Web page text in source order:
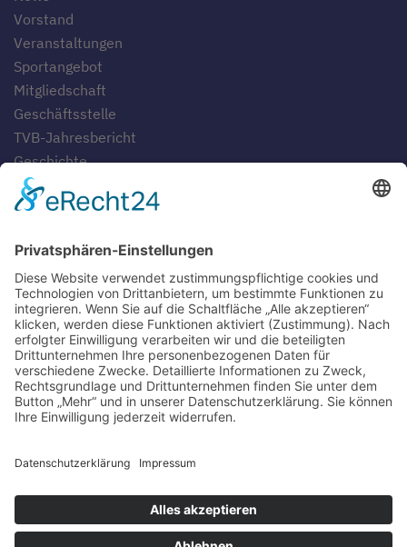
Vorstand
Veranstaltungen
Sportangebot
Mitgliedschaft
Geschäftsstelle
TVB-Jahresbericht
Geschichte
Gaststätten
Blog
Downloads
Fotogalerien
Links
Anfahrt
Tippspiel
Datenschutzerklärung